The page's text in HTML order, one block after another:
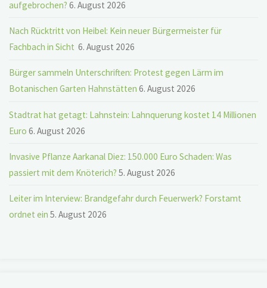
aufgebrochen? 6. August 2026
Nach Rücktritt von Heibel: Kein neuer Bürgermeister für
Fachbach in Sicht 6. August 2026
Bürger sammeln Unterschriften: Protest gegen Lärm im
Botanischen Garten Hahnstätten 6. August 2026
Stadtrat hat getagt: Lahnstein: Lahnquerung kostet 14 Millionen
Euro 6. August 2026
Invasive Pflanze Aarkanal Diez: 150.000 Euro Schaden: Was
passiert mit dem Knöterich? 5. August 2026
Leiter im Interview: Brandgefahr durch Feuerwerk? Forstamt
ordnet ein 5. August 2026